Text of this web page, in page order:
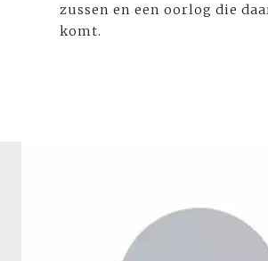
zussen en een oorlog die
komt.